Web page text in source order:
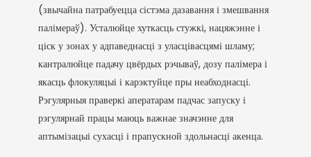
(звычайна патрабуецца сістэма дазавання і змешвання
палімераў). Усталюйце хуткасць стужкі, нацяжэнне і
ціск у зонах у адпаведнасці з уласцівасцямі шламу;
кантралюйце падачу цвёрдых рэчываў, дозу палімера і
якасць флокуляцыі і карэктуйце пры неабходнасці.
Рэгулярныя праверкі аператарам падчас запуску і
рэгулярнай працы маюць важнае значэнне для
аптымізацыі сухасці і прапускной здольнасці акенца.